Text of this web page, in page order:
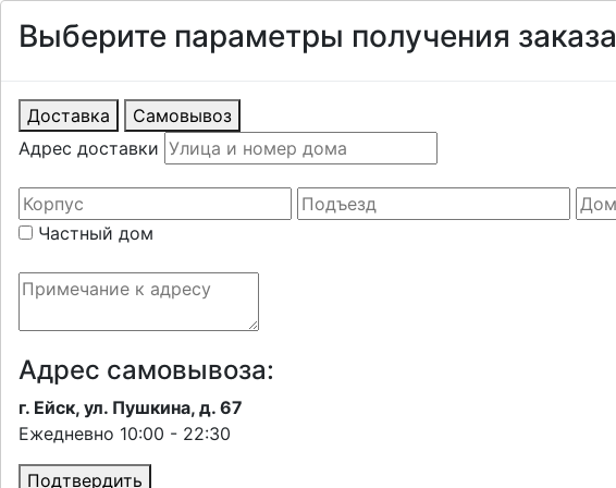
Выберите параметры получения заказа
Доставка
Самовывоз
Адрес доставки
Частный дом
Адрес самовывоза:
г. Ейск, ул. Пушкина, д. 67
Ежедневно 10:00 - 22:30
Подтвердить